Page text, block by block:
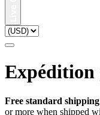
Free standard shipping
or more when shipped